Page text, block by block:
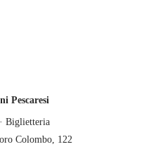
Pescaresi
Biglietteria
Colombo, 122